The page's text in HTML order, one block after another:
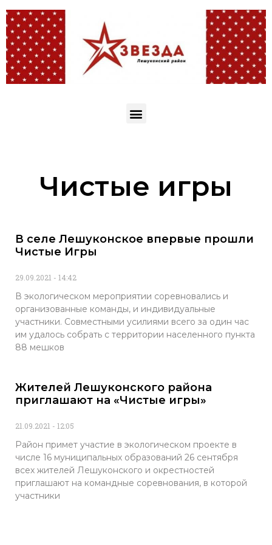
Чистые игры
В селе Лешуконское впервые прошли
Чистые Игры
29.09.2021 14:42
В экологическом мероприятии соревновались и
организованные команды, и индивидуальные
участники. Совместными усилиями всего за один час
им удалось собрать с территории населенного пункта
88 мешков
Жителей Лешуконского района
приглашают на «Чистые игры»
21.09.2021 12:05
Район примет участие в экологическом проекте в
числе 16 муниципальных образований 26 сентября
всех жителей Лешуконского и окрестностей
приглашают на командные соревнования, в которой
участники